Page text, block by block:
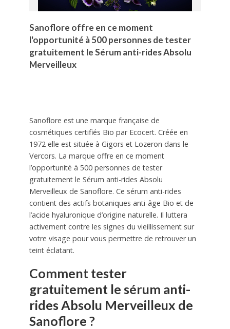
Sanoflore offre en ce moment
l'opportunité à 500 personnes de tester
gratuitement le Sérum anti-rides Absolu
Merveilleux
Sanoflore est une marque française de
cosmétiques certifiés Bio par Ecocert. Créée en
1972 elle est située à Gigors et Lozeron dans le
Vercors. La marque offre en ce moment
l’opportunité à 500 personnes de tester
gratuitement le Sérum anti-rides Absolu
Merveilleux de Sanoflore. Ce sérum anti-rides
contient des actifs botaniques anti-âge Bio et de
l’acide hyaluronique d’origine naturelle. Il luttera
activement contre les signes du vieillissement sur
votre visage pour vous permettre de retrouver un
teint éclatant.
Comment tester
gratuitement le sérum anti-
rides Absolu Merveilleux de
Sanoflore ?